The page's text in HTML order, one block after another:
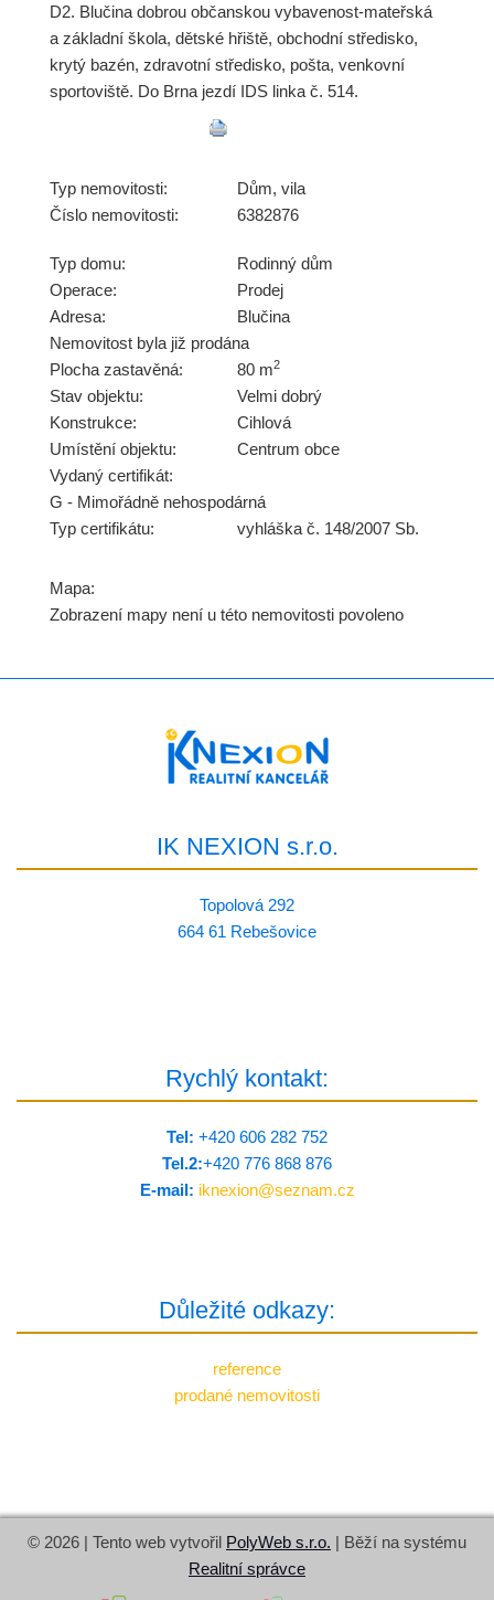
D2. Blučina dobrou občanskou vybavenost-mateřská
a základní škola, dětské hřiště, obchodní středisko,
krytý bazén, zdravotní středisko, pošta, venkovní
sportoviště. Do Brna jezdí IDS linka č. 514.
Typ nemovitosti:
Dům, vila
Číslo nemovitosti:
6382876
Typ domu:
Rodinný dům
Operace:
Prodej
Adresa:
Blučina
Nemovitost byla již prodána
Plocha zastavěná:
80 m2
Stav objektu:
Velmi dobrý
Konstrukce:
Cihlová
Umístění objektu:
Centrum obce
Vydaný certifikát:
G - Mimořádně nehospodárná
Typ certifikátu:
vyhláška č. 148/2007 Sb.
Mapa:
Zobrazení mapy není u této nemovitosti povoleno
IK NEXION s.r.o.
Topolová 292
664 61 Rebešovice
Rychlý kontakt:
Tel: +420 606 282 752
Tel.2:+420 776 8­68 876
E-mail: iknexion@seznam.cz
Důležité odkazy:
reference
prodané nemovitosti
© 2026 | Tento web vytvořil PolyWeb s.r.o. | Běží na systému
Realitní správce